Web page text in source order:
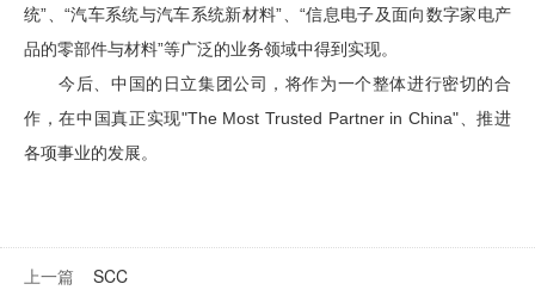
统”、“汽车系统与汽车系统新材料”、“信息电子及面向数字家电产
品的零部件与材料”等广泛的业务领域中得到实现。
今后、中国的日立集团公司，将作为一个整体进行密切的合
作，在中国真正实现"The Most Trusted Partner in China"、推进
各项事业的发展。
上一篇 SCC